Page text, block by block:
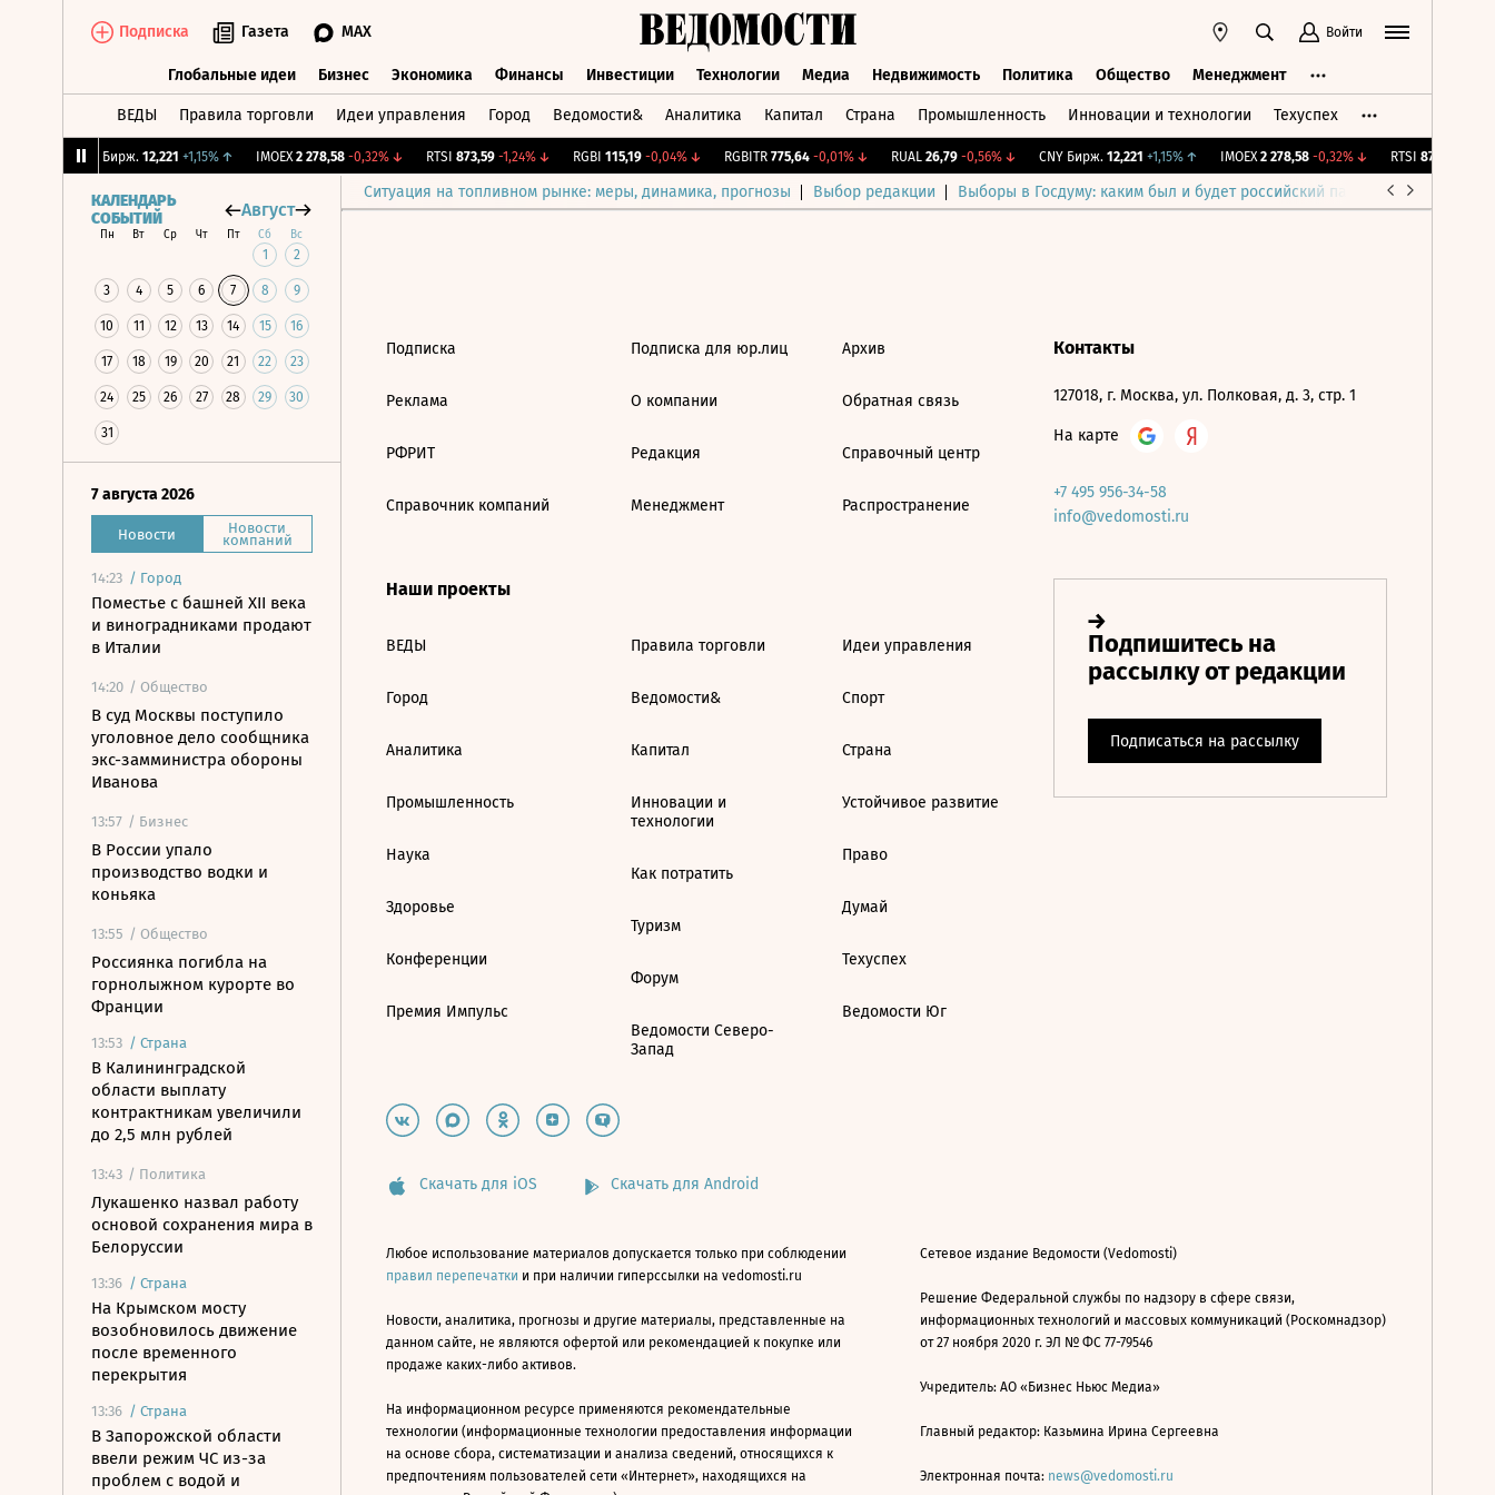
Подписка Газета MAX Войти
Глобальные идеи Бизнес Экономика Финансы Инвестиции Технологии Медиа Недвижимость Политика Общество Менеджмент
ВЕДЫ Правила торговли Идеи управления Город Ведомости& Аналитика Капитал Страна Промышленность Инновации и технологии Техуспех
CNY Бирж. 12,221 +1,15%↑ IMOEX 2 278,58 -0,32%↓ RTSI 873,59 -1,24%↓ RGBI 115,19 -0,04%↓ RGBITR 775,64 -0,01%↓ RUAL 26,79 -0,56%↓ CNY Бирж. 12,221 +1,15%↑ IMOEX 2 278,58 -0,32%↓ RTSI 873,59
Ситуация на топливном рынке: меры, динамика, прогнозы Выбор редакции Выборы в Госдуму: каким был и будет российский парламент
КАЛЕНДАРЬ
СОБЫТИЙ
Август
Пн Вт Ср Чт Пт Сб Вс
1 2
3 4 5 6 7 8 9
10 11 12 13 14 15 16
17 18 19 20 21 22 23
24 25 26 27 28 29 30
31
7 августа 2026
Новости Новости
компаний
14:23 / Город
Поместье с башней XII века
и виноградниками продают
в Италии
14:20 / Общество
В суд Москвы поступило
уголовное дело сообщника
экс-замминистра обороны
Иванова
13:57 / Бизнес
В России упало
производство водки и
коньяка
13:55 / Общество
Россиянка погибла на
горнолыжном курорте во
Франции
13:53 / Страна
В Калининградской
области выплату
контрактникам увеличили
до 2,5 млн рублей
13:43 / Политика
Лукашенко назвал работу
основой сохранения мира в
Белоруссии
13:36 / Страна
На Крымском мосту
возобновилось движение
после временного
перекрытия
13:36 / Страна
В Запорожской области
ввели режим ЧС из-за
проблем с водой и
Подписка
Реклама
РФРИТ
Справочник компаний
Подписка для юр.лиц
О компании
Редакция
Менеджмент
Архив
Обратная связь
Справочный центр
Распространение
Наши проекты
ВЕДЫ
Город
Аналитика
Промышленность
Наука
Здоровье
Конференции
Премия Импульс
Правила торговли
Ведомости&
Капитал
Инновации и
технологии
Как потратить
Туризм
Форум
Ведомости Северо-
Запад
Идеи управления
Спорт
Страна
Устойчивое развитие
Право
Думай
Техуспех
Ведомости Юг
Контакты
127018, г. Москва, ул. Полковая, д. 3, стр. 1
На карте
+7 495 956-34-58
info@vedomosti.ru
Скачать для iOS Скачать для Android
Любое использование материалов допускается только при соблюдении
правил перепечатки и при наличии гиперссылки на vedomosti.ru
Новости, аналитика, прогнозы и другие материалы, представленные на
данном сайте, не являются офертой или рекомендацией к покупке или
продаже каких-либо активов.
На информационном ресурсе применяются рекомендательные
технологии (информационные технологии предоставления информации
на основе сбора, систематизации и анализа сведений, относящихся к
предпочтениям пользователей сети «Интернет», находящихся на
Сетевое издание Ведомости (Vedomosti)
Решение Федеральной службы по надзору в сфере связи,
информационных технологий и массовых коммуникаций (Роскомнадзор)
от 27 ноября 2020 г. ЭЛ № ФС 77-79546
Учредитель: АО «Бизнес Ньюс Медиа»
Главный редактор: Казьмина Ирина Сергеевна
Электронная почта: news@vedomosti.ru